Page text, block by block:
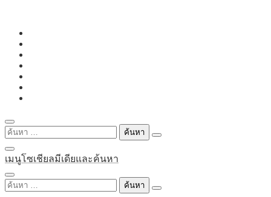
Skip
content
ค้นหา
สำหรับ:
เมนูโซเชียลมีเดียและค้นหา
ค้นหา